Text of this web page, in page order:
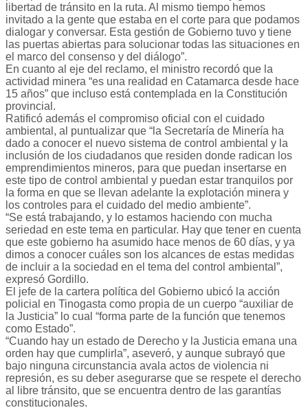
libertad de tránsito en la ruta. Al mismo tiempo hemos
invitado a la gente que estaba en el corte para que podamos
dialogar y conversar. Esta gestión de Gobierno tuvo y tiene
las puertas abiertas para solucionar todas las situaciones en
el marco del consenso y del diálogo”.
En cuanto al eje del reclamo, el ministro recordó que la
actividad minera “es una realidad en Catamarca desde hace
15 años” que incluso está contemplada en la Constitución
provincial.
Ratificó además el compromiso oficial con el cuidado
ambiental, al puntualizar que “la Secretaría de Minería ha
dado a conocer el nuevo sistema de control ambiental y la
inclusión de los ciudadanos que residen donde radican los
emprendimientos mineros, para que puedan insertarse en
este tipo de control ambiental y puedan estar tranquilos por
la forma en que se llevan adelante la explotación minera y
los controles para el cuidado del medio ambiente”.
“Se está trabajando, y lo estamos haciendo con mucha
seriedad en este tema en particular. Hay que tener en cuenta
que este gobierno ha asumido hace menos de 60 días, y ya
dimos a conocer cuáles son los alcances de estas medidas
de incluir a la sociedad en el tema del control ambiental”,
expresó Gordillo.
El jefe de la cartera política del Gobierno ubicó la acción
policial en Tinogasta como propia de un cuerpo “auxiliar de
la Justicia” lo cual “forma parte de la función que tenemos
como Estado”.
“Cuando hay un estado de Derecho y la Justicia emana una
orden hay que cumplirla”, aseveró, y aunque subrayó que
bajo ninguna circunstancia avala actos de violencia ni
represión, es su deber asegurarse que se respete el derecho
al libre tránsito, que se encuentra dentro de las garantías
constitucionales.